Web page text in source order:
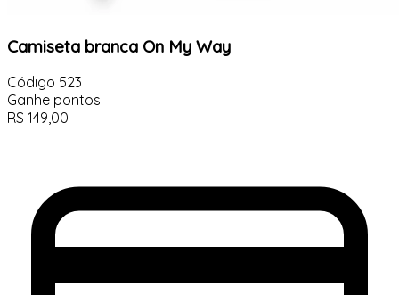
Camiseta branca On My Way
Código 523
Ganhe pontos
R$ 149,00